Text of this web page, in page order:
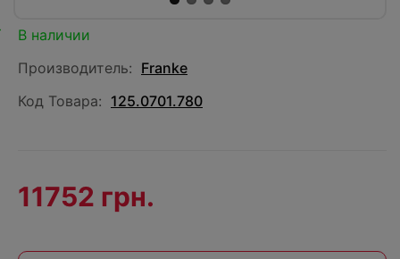
В наличии
Производитель: Franke
Код Товара: 125.0701.780
11752 грн.